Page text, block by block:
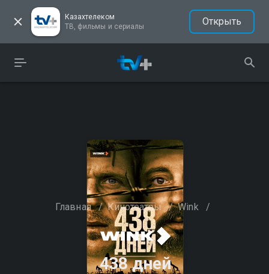
Казахтелеком
ТВ, фильмы и сериалы
Открыть
Главная / Кинотеатры / Wink /
438 дней